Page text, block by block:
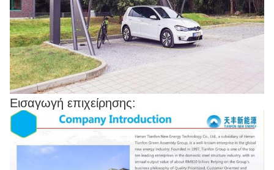
Εισαγωγή επιχείρησης: